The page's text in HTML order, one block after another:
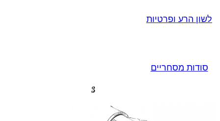
לשון הרע ופרטיות
סודות מסחריים